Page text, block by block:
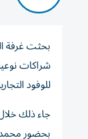
بحثت غرفة
شراكات
للوفود
جاء ذلك
بحضور محمد